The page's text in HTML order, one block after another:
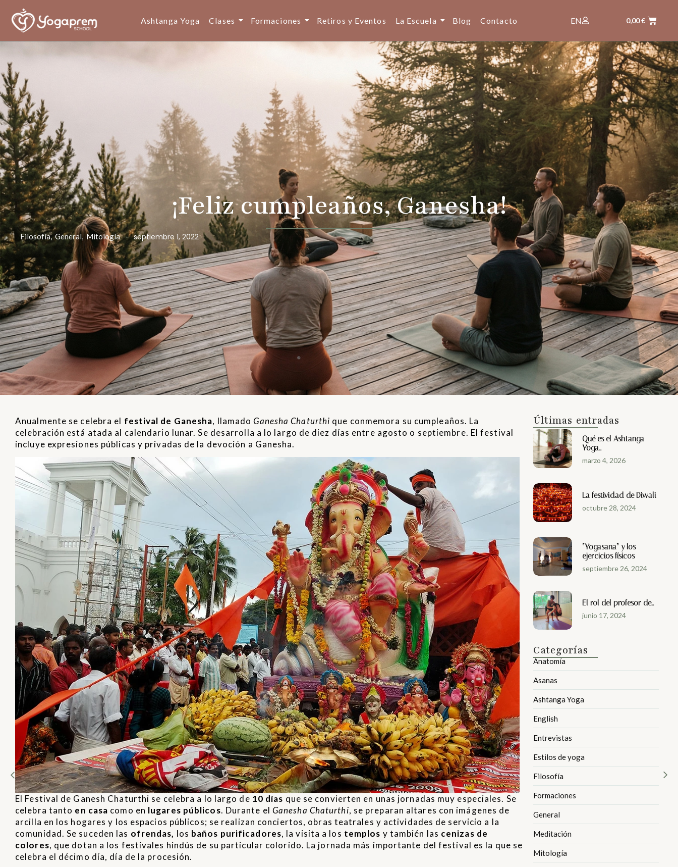
Ashtanga Yoga Clases Formaciones Retiros y Eventos La Escuela Blog Contacto EN 0,00€
¡Feliz cumpleaños, Ganesha!
Filosofía, General, Mitología - septiembre 1, 2022
Anualmente se celebra el festival de Ganesha, llamadoGanesha Chaturthi que conmemora su cumpleaños. La
celebración está atada al calendario lunar. Se desarrolla a lo largo de diez días entre agosto o septiembre. El festival
incluye expresiones públicas y privadas de la devoción a Ganesha.
El Festival de Ganesh Chaturthi se celebra a lo largo de 10 días que se convierten en unas jornadas muy especiales. Se
celebra tanto en casa como en lugares públicos. Durante el Ganesha Chaturthi, se preparan altares con imágenes de
arcilla en los hogares y los espacios públicos; se realizan conciertos, obras teatrales y actividades de servicio a la
comunidad. Se suceden las ofrendas, los baños purificadores, la visita a los templos y también las cenizas de
colores, que dotan a los festivales hindús de su particular colorido. La jornada más importante del festival es la que se
celebra el décimo día, día de la procesión.
Últimas entradas
Qué es el Ashtanga
Yoga…
marzo 4, 2026
La festividad de Diwali
octubre 28, 2024
“Yogasana” y los
ejercicios físicos
septiembre 26, 2024
El rol del profesor de…
junio 17, 2024
Categorías
Anatomía
Asanas
Ashtanga Yoga
English
Entrevistas
Estilos de yoga
Filosofía
Formaciones
General
Meditación
Mitología